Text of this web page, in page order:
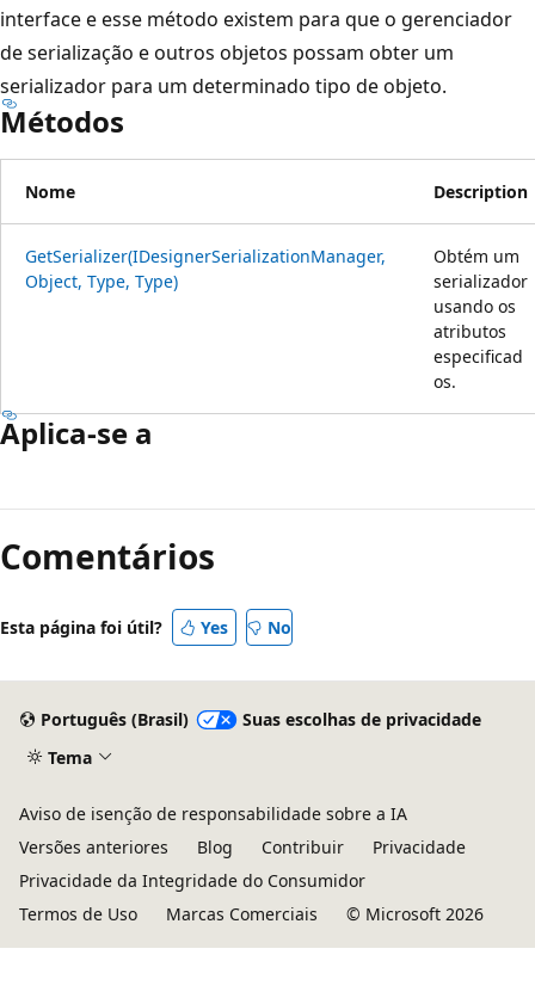
interface e esse método existem para que o gerenciador
de serialização e outros objetos possam obter um
serializador para um determinado tipo de objeto.
Métodos
Nome Description
GetSerializer(IDesignerSerializationManager,
Object, Type, Type)
Obtém um
serializador
usando os
atributos
especificad
os.
Aplica-se a
de
leitura
Comentários
Esta página foi útil? Yes No
Português (Brasil)
Suas escolhas de privacidade
Tema
Aviso de isenção de responsabilidade sobre a IA
Versões anteriores
Blog Contribuir
Privacidade
Privacidade da Integridade do Consumidor
Termos de Uso
Marcas Comerciais © Microsoft 2026